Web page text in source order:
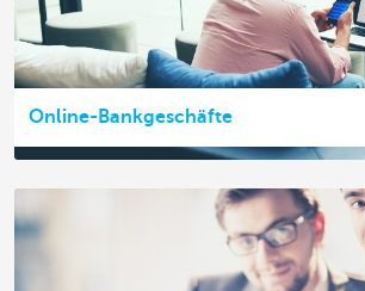
Online-Bankgeschäfte